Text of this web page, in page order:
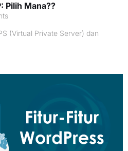
Pilih Mana??
(Virtual Private Server) dan